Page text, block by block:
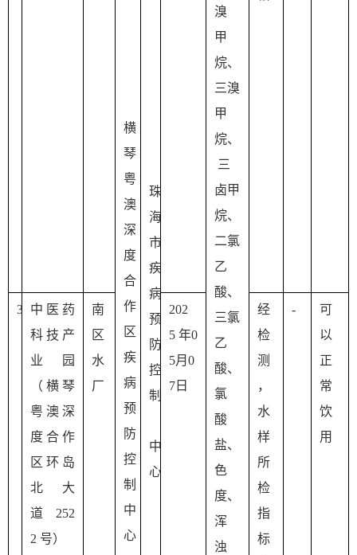
横
琴
粤
澳
深
度
合
作
区
疾
病
预
防
控
制
中
心
珠
海
市
疾
病
预
防
控
制
中
心
溴
甲
烷、
三溴
甲
烷、
三
卤甲
烷、
二氯
乙
酸、
三氯
乙
酸、
氯
酸
盐、
色
度、
浑
浊
3
中医药
科技产
业园
（ 横琴
粤澳深
度合作
区 环岛
北大
道 252
2 号）
南
区
水
厂
202
5 年0
5月0
7日
经
检
测
，
水
样
所
检
指
标
-
可
以
正
常
饮
用